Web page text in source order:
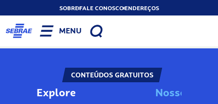
SOBREFALE CONOSCOENDEREÇOS
MENU
CONTEÚDOS GRATUITOS
Explore Nos